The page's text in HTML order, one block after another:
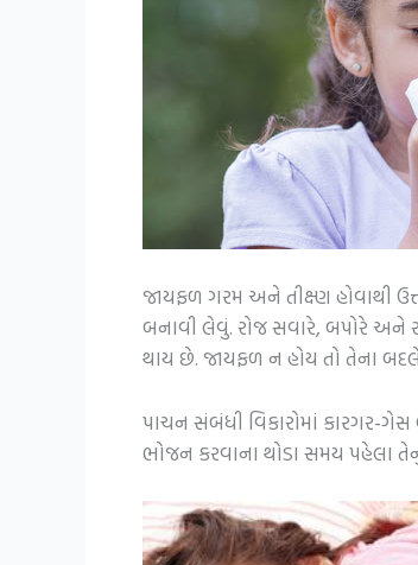
જાયફળ ગરમ અને તીક્ષ્ણ હોવાથી
બનાવી લેવું. રોજ સવારે, બપોરે અને
થાય છે. જાયફળ ન હોય તો તેના
પાચન સંબંધી વિકારોમાં કારગર-
ભોજન કરવાના થોડા સમય પહેલા